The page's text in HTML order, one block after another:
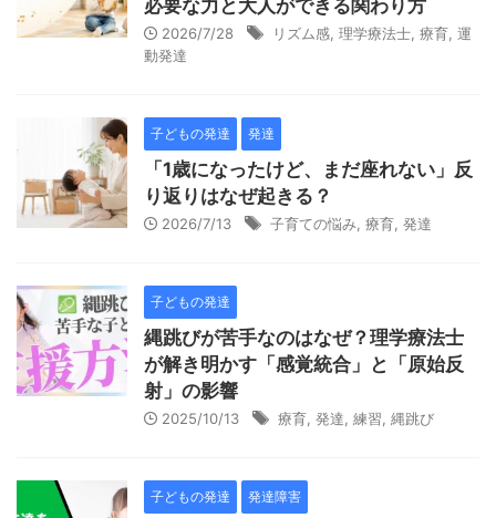
必要な力と大人ができる関わり方
2026/7/28 リズム感 理学療法士 療育 運
動発達
子どもの発達 発達
「1歳になったけど、まだ座れない」反
り返りはなぜ起きる？
2026/7/13 子育ての悩み 療育 発達
子どもの発達
縄跳びが苦手なのはなぜ？理学療法士
が解き明かす「感覚統合」と「原始反
射」の影響
2025/10/13 療育 発達 練習 縄跳び
子どもの発達 発達障害